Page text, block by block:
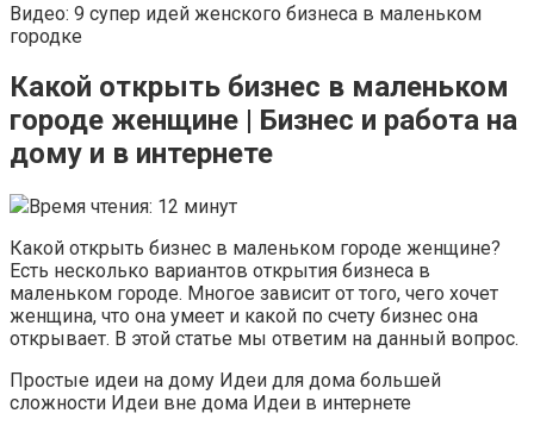
Видео: 9 супер идей женского бизнеса в маленьком
городке
Какой открыть бизнес в маленьком
городе женщине | Бизнес и работа на
дому и в интернете
Время чтения: 12 минут
Какой открыть бизнес в маленьком городе женщине?
Есть несколько вариантов открытия бизнеса в
маленьком городе. Многое зависит от того, чего хочет
женщина, что она умеет и какой по счету бизнес она
открывает. В этой статье мы ответим на данный вопрос.
Простые идеи на дому Идеи для дома большей
сложности Идеи вне дома Идеи в интернете